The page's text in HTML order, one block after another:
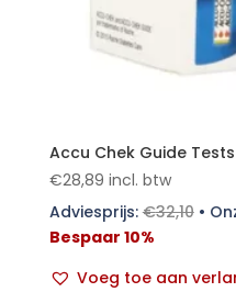
Accu Chek Guide
€28,89 incl. btw
Adviesprijs:€32,10•
Bespaar 10%
Voeg toe aan